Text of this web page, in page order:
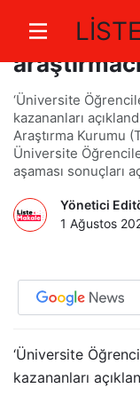
‘Üniversite
kazananları
Araştırma Kurumu
Üniversite
aşaması sonuçları
Yönetici
1 Ağustos
‘Üniversite
kazananları